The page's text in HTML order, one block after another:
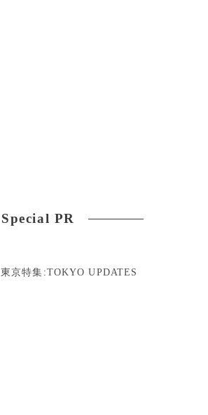
Special PR
東京特集:TOKYO UPDATES